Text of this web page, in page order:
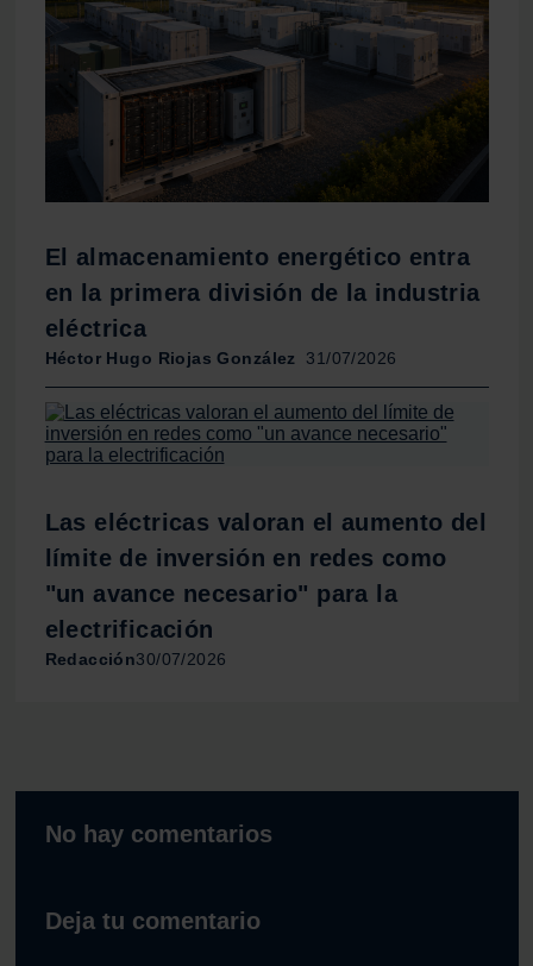
partir del uso que haya hecho de sus servicios.
El almacenamiento energético entra
en la primera división de la industria
eléctrica
Héctor Hugo Riojas González 31/07/2026
Las eléctricas valoran el aumento del
límite de inversión en redes como
"un avance necesario" para la
electrificación
Redacción30/07/2026
No hay comentarios
Deja tu comentario